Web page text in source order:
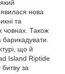
нова
та
човнах. Також
що й
Island Riptide
за